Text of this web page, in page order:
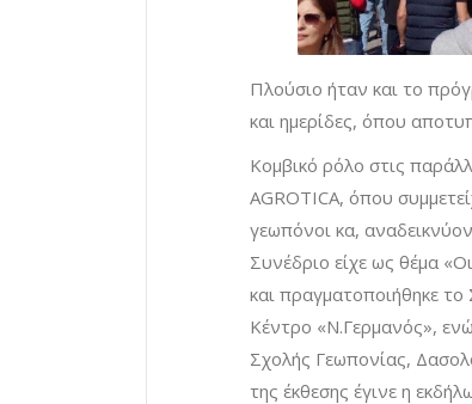
Πλούσιο ήταν και το
και ημερίδες, όπου
Κομβικό ρόλο στις
AGROTICA, όπου
γεωπόνοι κα,
Συνέδριο είχε ως θέμα
και πραγματοποιήθηκε
Κέντρο «Ν.Γερμανός»,
Σχολής Γεωπονίας,
της έκθεσης έγινε η